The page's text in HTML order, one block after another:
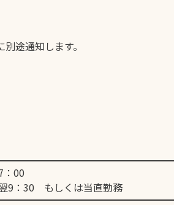
途通知します。
00
9：30 もしくは当直勤務